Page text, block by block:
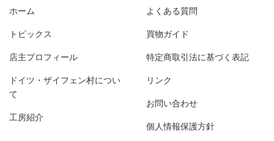
ホーム
トピックス
店主プロフィール
ドイツ・ザイフェン村につい
て
工房紹介
よくある質問
買物ガイド
特定商取引法に基づく表記
リンク
お問い合わせ
個人情報保護方針